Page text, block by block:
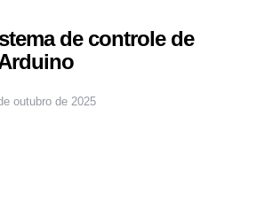
de controle de
outubro de 2025